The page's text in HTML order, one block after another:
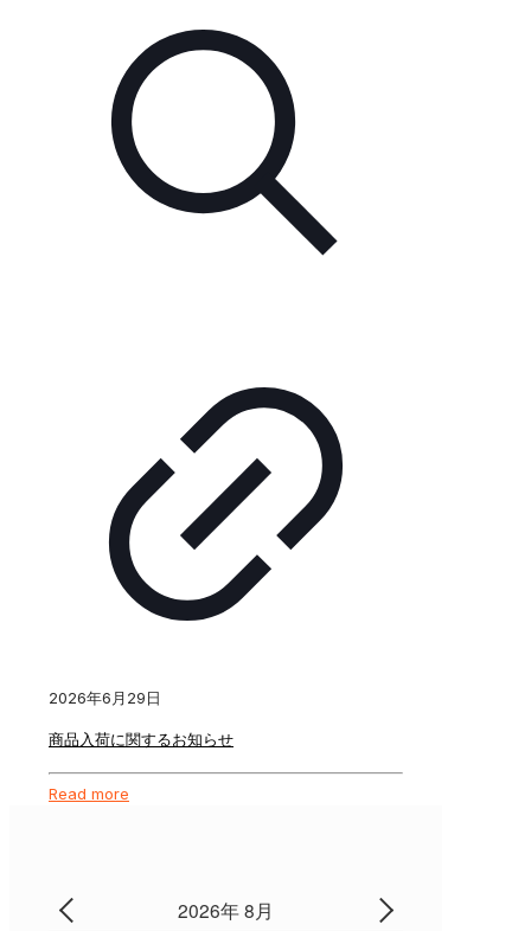
2026年6月29日
商品入荷に関するお知らせ
Read more
2026年 8月